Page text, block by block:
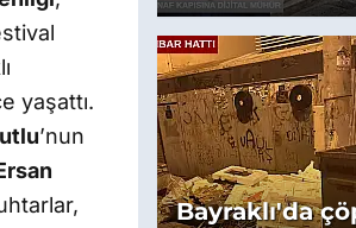
yaşattı.
’nun
Bayraklı'da